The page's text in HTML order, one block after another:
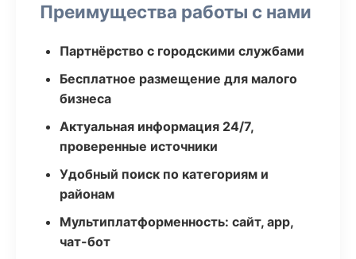
Преимущества работы с нами
Партнёрство с городскими службами
Бесплатное размещение для малого
бизнеса
Актуальная информация 24/7,
проверенные источники
Удобный поиск по категориям и
районам
Мультиплатформенность: сайт, app,
чат-бот